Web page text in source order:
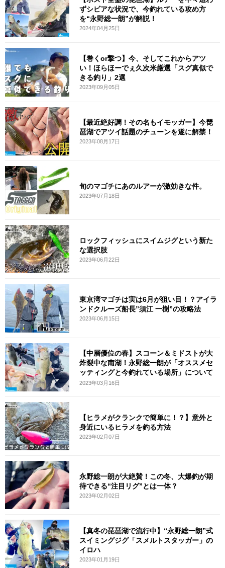
ずシビアな状況で、今釣れている攻め方
を“永野総一朗”が解説！
2024年04月25日
【巻くor撃つ】今、そしてこれからアツ
い！ほらほーでぇ久次米厳選「スグ真似で
きる釣り」2選
2023年09月05日
【最近絶好調！その名もイモッガー】今琵
琶湖でアツイ話題のチューンを遂に解禁！
2023年08月17日
旬のマゴチにあのルアーが激効きな件。
2023年07月18日
ロックフィッシュにスイムジグという新た
な選択肢
2023年06月22日
東京湾マゴチは実は6月が狙い目！？アイラ
ンドクルーズ船長”須江 一樹”の攻略法
2023年06月15日
【中層優位の春】スコーン＆ミドストが大
炸裂中な南湖！永野総一朗が「オススメセ
ッティングと今釣れている場所」について
詳
2023年03月16日
【ヒラメがクランクで簡単に！？】意外と
身近にいるヒラメを釣る方法
2023年02月07日
永野総一朗が大絶賛！この冬、大爆釣が期
待できる“注目リグ”とは一体？
2023年02月02日
【真冬の琵琶湖で流行中】“永野総一朗”式
スイミングジグ「スメルトスタッガー」の
イロハ
2023年01月19日